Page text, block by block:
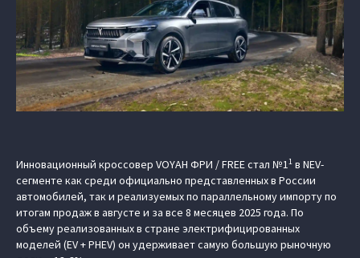
Инновационный кроссовер VOYAH ФРИ / FREE стал №11 в NEV-
сегменте как среди официально представленных в России
автомобилей, так и реализуемых по параллельному импорту по
итогам продаж в августе и за все 8 месяцев 2025 года. По
объему реализованных в стране электрифицированных
моделей (EV + PHEV) он удерживает самую большую рыночную